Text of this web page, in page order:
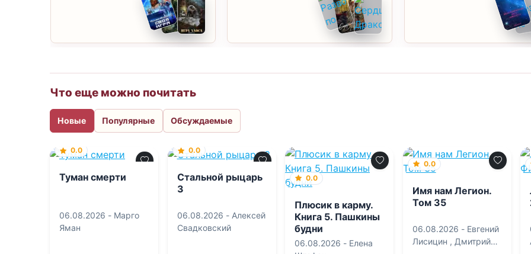
Что еще можно почитать
Новые Популярные Обсуждаемые
0.0
Туман смерти
06.08.2026 - Марго
Яман
0.0
Стальной рыцарь
3
06.08.2026 - Алексей
Свадковский
0.0
Плюсик в карму.
Книга 5. Пашкины
будни
06.08.2026 - Елена
0.0
Имя нам Легион.
Том 35
06.08.2026 - Евгений
Лисицин , Дмитрий